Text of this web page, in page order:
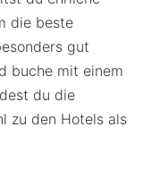
die beste
gut
buche mit einem
du die
zu den Hotels als